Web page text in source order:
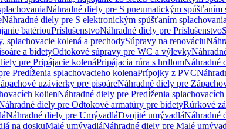
Náhradné diely pre S pneumatickým spúšťaním
Náhradné diely pre S elektronickým spúšťaním
batériouPríslušenstvoNáhradné diely pre Príslušenstvo
splachovacie kolená a prechodySúpravy na renováciu
a bidetyOdtokové súpravy pre WC a výlevky
pre Pripájacie kolenáPripájacia rúra s hrdlomNáhradné
Predĺženia splachovacieho kolenaPrípojky z PVC
uzávierky pre pisoáreNáhradné diely pre
kolienNáhradné diely pre Predĺženia
diely pre Odtokové armatúry pre bidetyRúrkové
Náhradné diely pre UmývadláDvojité umývadláNáhradné
na doskuMalé umývadláNáhradné diely pre Malé